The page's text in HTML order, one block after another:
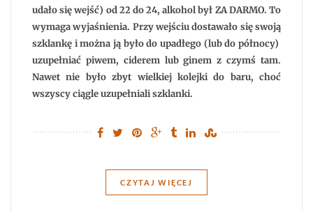
udało się wejść) od 22 do 24, alkohol był ZA DARMO. To
wymaga wyjaśnienia. Przy wejściu dostawało się swoją
szklankę i można ją było do upadłego (lub do północy)
uzupełniać piwem, ciderem lub ginem z czymś tam.
Nawet nie było zbyt wielkiej kolejki do baru, choć
wszyscy ciągle uzupełniali szklanki.
CZYTAJ WIĘCEJ